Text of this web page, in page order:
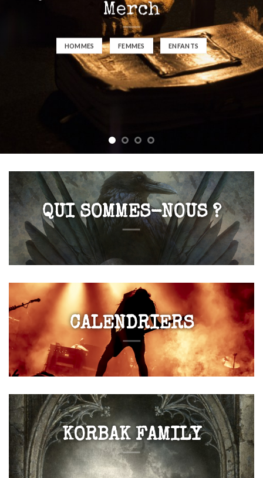
Merch
HOMMES FEMMES ENFANTS
QUI SOMMES-NOUS ?
CALENDRIERS
KORBAK FAMILY